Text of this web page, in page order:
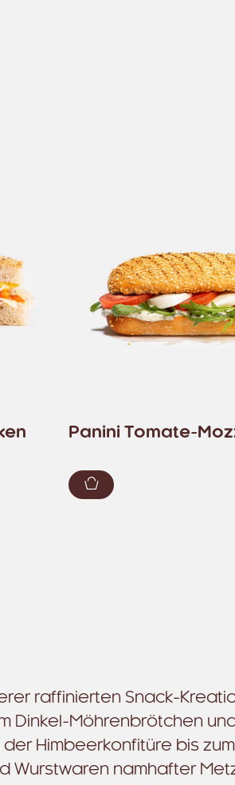
Panini Tomate-
Zum Warenkorb
raffinierten Snack-
Dinkel-Möhrenbrötchen
Himbeerkonfitüre bis zum
Wurstwaren namhafter